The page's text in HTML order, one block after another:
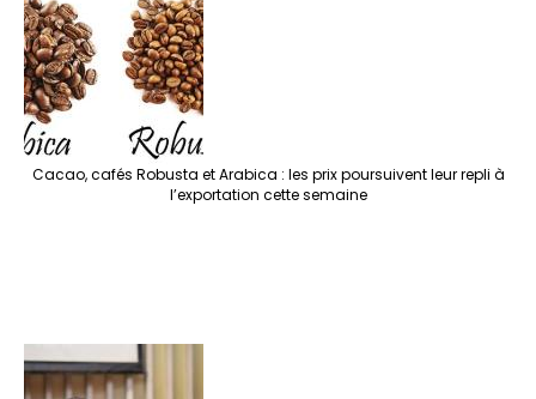
Cacao, cafés Robusta et Arabica : les prix poursuivent leur repli à
l’exportation cette semaine